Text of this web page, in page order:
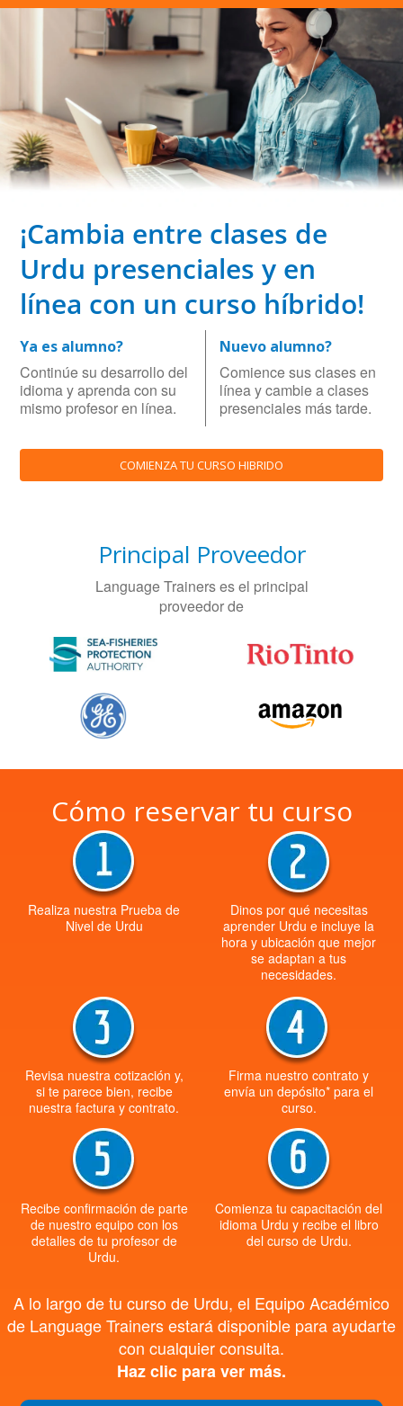
¡Cambia entre clases de
Urdu presenciales y en
línea con un curso híbrido!
Ya es alumno?
Continúe su desarrollo del
idioma y aprenda con su
mismo profesor en línea.
Nuevo alumno?
Comience sus clases en
línea y cambie a clases
presenciales más tarde.
COMIENZA TU CURSO HIBRIDO
Principal Proveedor
Language Trainers es el principal
proveedor de
Cómo reservar tu curso
Realiza nuestra Prueba de
Nivel de Urdu
Dinos por qué necesitas
aprender Urdu e incluye la
hora y ubicación que mejor
se adaptan a tus
necesidades.
Revisa nuestra cotización y,
si te parece bien, recibe
nuestra factura y contrato.
Firma nuestro contrato y
envía un depósito* para el
curso.
Recibe confirmación de parte
de nuestro equipo con los
detalles de tu profesor de
Urdu.
Comienza tu capacitación del
idioma Urdu y recibe el libro
del curso de Urdu.
A lo largo de tu curso de Urdu, el Equipo Académico
de Language Trainers estará disponible para ayudarte
con cualquier consulta.
Haz clic para ver más.